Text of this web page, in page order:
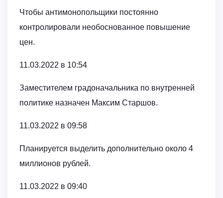
Чтобы антимонопольщики постоянно
контролировали необоснованное повышение
цен.
11.03.2022 в 10:54
Заместителем градоначальника по внутренней
политике назначен Максим Старшов.
11.03.2022 в 09:58
Планируется выделить дополнительно около 4
миллионов рублей.
11.03.2022 в 09:40